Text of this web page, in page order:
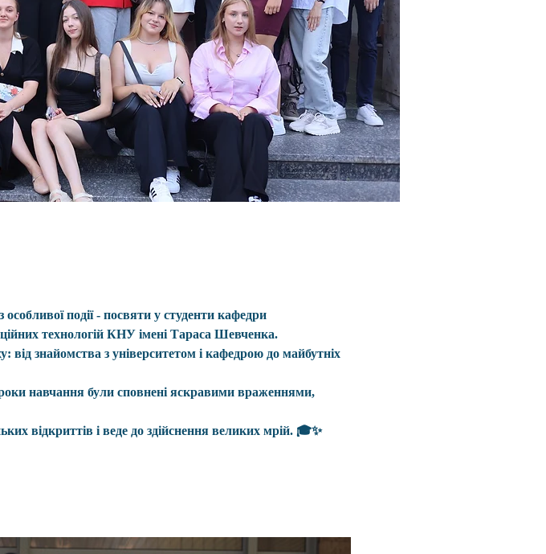
події - посвяти у студенти кафедри
технологій КНУ імені Тараса Шевченка.
знайомства з університетом і кафедрою до майбутніх
навчання були сповнені яскравими враженнями,
відкриттів і веде до здійснення великих мрій. 🎓✨